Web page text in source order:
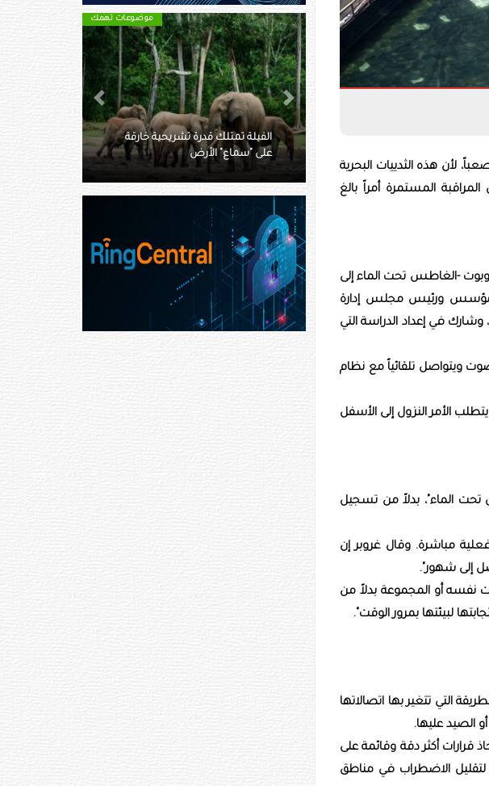
أن فهم كيفية تواصلها ظل صعباً، لأن هذه الثدييات البحرية
كل ساعة، مما يجعل المراقبة المستمرة أمراً ‌بالغ
-الغاطس تحت الماء إلى
هو مؤسس ورئيس مجلس إدارة
في إعداد الدراسة التي
ويتواصل تلقائياً مع نظام
​الأمر النزول إلى الأسفل
تحت الماء"، بدلاً من تسجيل
مباشرة. وقال غروبر إن
إلى شهور".
نفسه أو المجموعة بدلاً من
لبيئتها بمرور الوقت".
التي تتغير بها اتصالاتها
الصيد عليها.
قرارات أكثر ​دقة وقائمة على
لتقليل الاضطراب في مناطق
موضوعات تهمك
على "سماع" الأرض
موضوعات تهمك
نسخة ذكاء اصطناعي جديدة تخترق
حصون "أوبن إيه آي" وتسرق
أسرارها
Previous
Next